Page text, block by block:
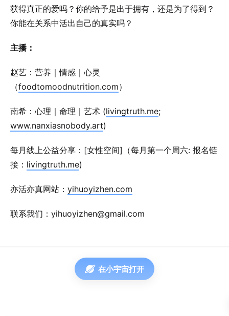
获得真正的爱吗？你的给予是出于拥有，还是为了得到？
你能在关系中活出自己的真实吗？
主播：
赵艺：营养｜情感｜心灵
（foodtomoodnutrition.com）
南希：心理｜命理｜艺术 (livingtruth.me;
www.nanxiasnobody.art)
每月线上公益分享：[女性空间]（每月第一个周六: 报名链
接： livingtruth.me)
亦活亦真网站： yihuoyizhen.com
联系我们：yihuoyizhen@gmail.com
在小宇宙打开